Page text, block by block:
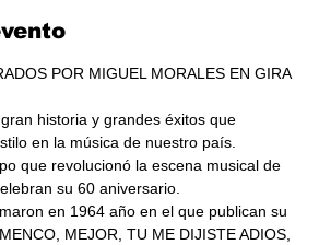
POR MIGUEL MORALES EN GIRA
historia y grandes éxitos que
en la música de nuestro país.
que revolucionó la escena musical de
su 60 aniversario.
en 1964 año en el que publican su
MEJOR, TU ME DIJISTE ADIOS,